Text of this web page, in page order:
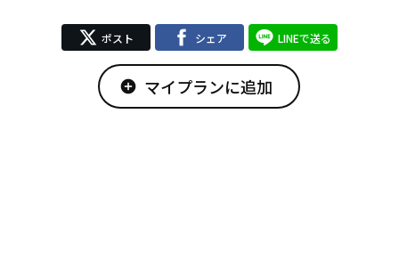
ポスト シェア LINEで送る
add_circle マイプランに追加